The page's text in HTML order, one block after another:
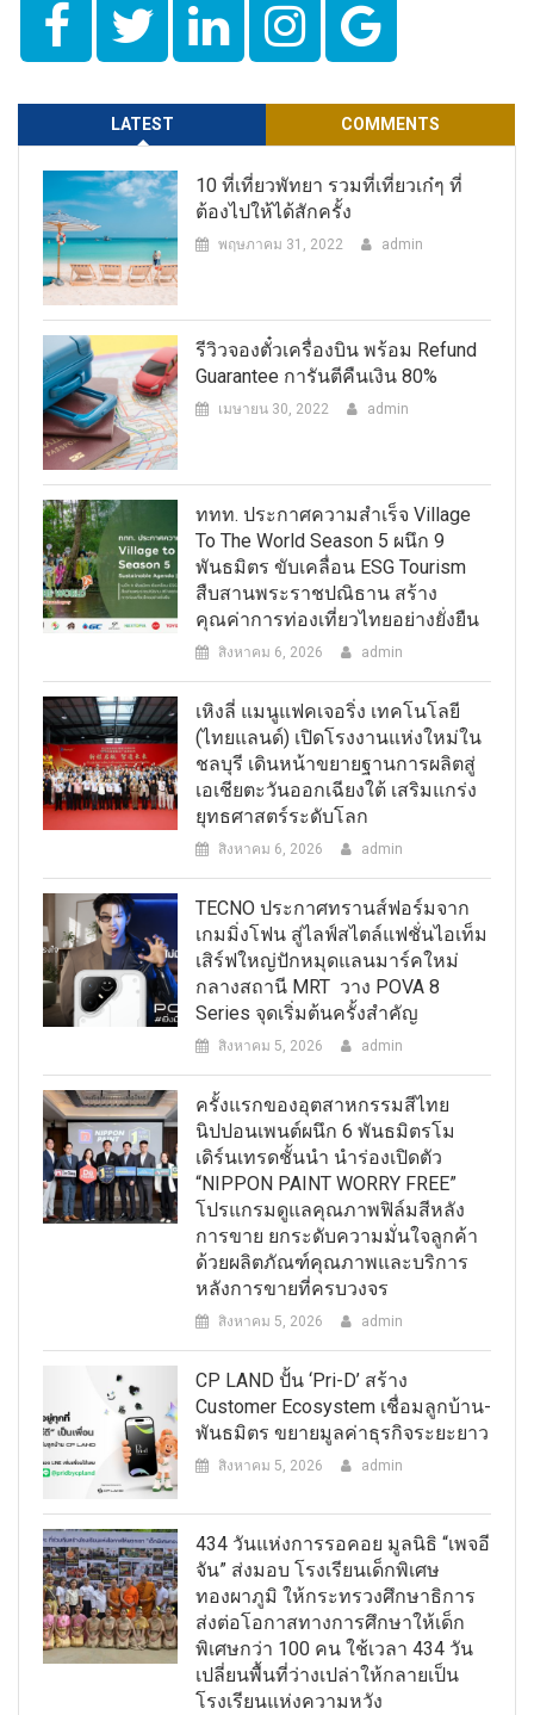
LATEST COMMENTS
10 ที่เที่ยวพัทยา รวมที่เที่ยวเก๋ๆ ที่
ต้องไปให้ได้สักครั้ง
พฤษภาคม 31, 2022 admin
รีวิวจองตั๋วเครื่องบิน พร้อม Refund
Guarantee การันตีคืนเงิน 80%
เมษายน 30, 2022 admin
ททท. ประกาศความสำเร็จ Village
To The World Season 5 ผนึก 9
พันธมิตร ขับเคลื่อน ESG Tourism
สืบสานพระราชปณิธาน สร้าง
คุณค่าการท่องเที่ยวไทยอย่างยั่งยืน
สิงหาคม 6, 2026 admin
เหิงลี่ แมนูแฟคเจอริ่ง เทคโนโลยี
(ไทยแลนด์) เปิดโรงงานแห่งใหม่ใน
ชลบุรี เดินหน้าขยายฐานการผลิตสู่
เอเชียตะวันออกเฉียงใต้ เสริมแกร่ง
ยุทธศาสตร์ระดับโลก
สิงหาคม 6, 2026 admin
TECNO ประกาศทรานส์ฟอร์มจาก
เกมมิ่งโฟน สู่ไลฟ์สไตล์แฟชั่นไอเท็ม
เสิร์ฟใหญ่ปักหมุดแลนมาร์คใหม่
กลางสถานี MRT วาง POVA 8
Series จุดเริ่มต้นครั้งสำคัญ
สิงหาคม 5, 2026 admin
ครั้งแรกของอุตสาหกรรมสีไทย
นิปปอนเพนต์ผนึก 6 พันธมิตรโม
เดิร์นเทรดชั้นนำ นำร่องเปิดตัว
“NIPPON PAINT WORRY FREE”
โปรแกรมดูแลคุณภาพฟิล์มสีหลัง
การขาย ยกระดับความมั่นใจลูกค้า
ด้วยผลิตภัณฑ์คุณภาพและบริการ
หลังการขายที่ครบวงจร
สิงหาคม 5, 2026 admin
CP LAND ปั้น ‘Pri-D’ สร้าง
Customer Ecosystem เชื่อมลูกบ้าน-
พันธมิตร ขยายมูลค่าธุรกิจระยะยาว
สิงหาคม 5, 2026 admin
434 วันแห่งการรอคอย มูลนิธิ “เพจอี
จัน” ส่งมอบ โรงเรียนเด็กพิเศษ
ทองผาภูมิ ให้กระทรวงศึกษาธิการ
ส่งต่อโอกาสทางการศึกษาให้เด็ก
พิเศษกว่า 100 คน ใช้เวลา 434 วัน
เปลี่ยนพื้นที่ว่างเปล่าให้กลายเป็น
โรงเรียนแห่งความหวัง